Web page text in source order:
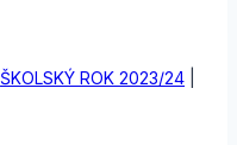
ŠKOLSKÝ ROK 2023/24